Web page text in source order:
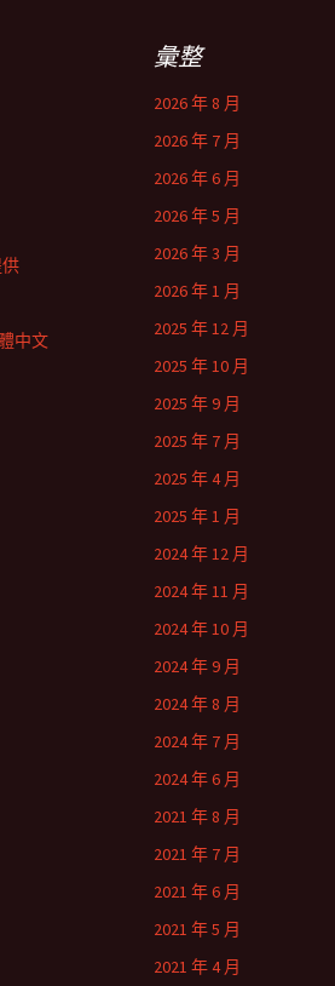
彙整
2026 年 8 月
2026 年 7 月
2026 年 6 月
2026 年 5 月
2026 年 3 月
2026 年 1 月
2025 年 12 月
2025 年 10 月
2025 年 9 月
2025 年 7 月
2025 年 4 月
2025 年 1 月
2024 年 12 月
2024 年 11 月
2024 年 10 月
2024 年 9 月
2024 年 8 月
2024 年 7 月
2024 年 6 月
2021 年 8 月
2021 年 7 月
2021 年 6 月
2021 年 5 月
2021 年 4 月
中文